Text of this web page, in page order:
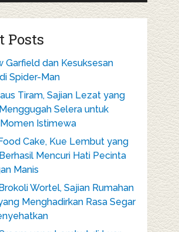
Posts
Garfield dan Kesuksesan
Spider-Man
Tiram, Sajian Lezat yang
Selera untuk
Istimewa
Cake, Kue Lembut yang
Mencuri Hati Pecinta
Manis
Wortel, Sajian Rumahan
Menghadirkan Rasa Segar